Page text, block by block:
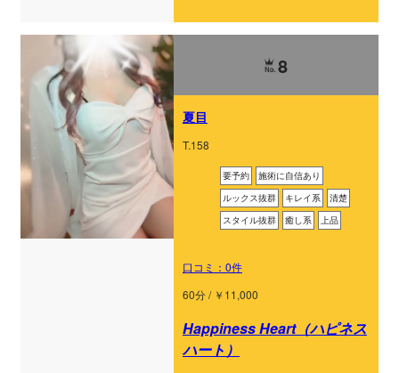
8
夏目
T.158
要予約
施術に自信あり
ルックス抜群
キレイ系
清楚
スタイル抜群
癒し系 上品
口コミ：0件
60分 / ￥11,000
Happiness Heart（ハピネス
ハート）